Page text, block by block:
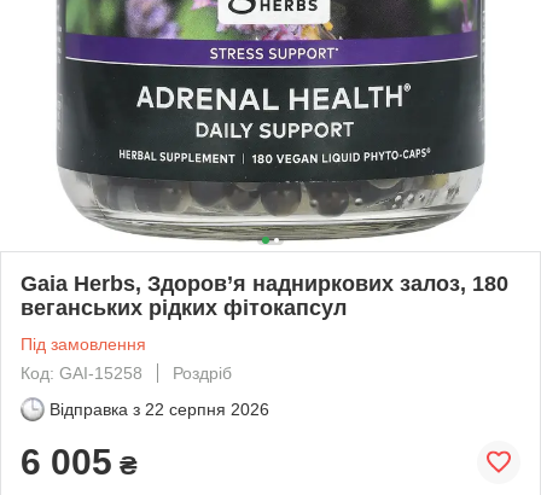
Gaia Herbs, Здоров’я надниркових залоз, 180
веганських рідких фітокапсул
Під замовлення
Код: GAI-15258
Роздріб
Відправка з 22 серпня 2026
6 005 ₴